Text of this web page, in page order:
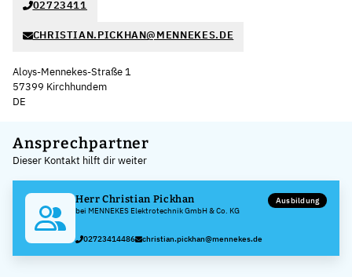
02723411
CHRISTIAN.PICKHAN@MENNEKES.DE
Aloys-Mennekes-Straße 1
57399 Kirchhundem
DE
+
−
Ansprechpartner
Dieser Kontakt hilft dir weiter
Herr Christian Pickhan
bei MENNEKES Elektrotechnik GmbH & Co. KG
Ausbildung
02723414486 christian.pickhan@mennekes.de